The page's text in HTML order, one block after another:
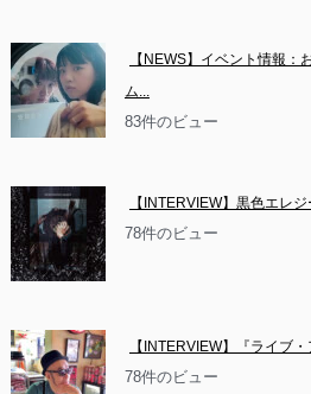
【NEWS】イベント情報
ム...
83件のビュー
【INTERVIEW】黒色エレ
78件のビュー
【INTERVIEW】『ライブ
78件のビュー